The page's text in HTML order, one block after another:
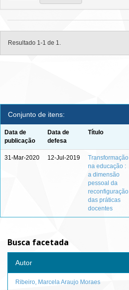
Resultado 1-1 de 1.
Conjunto de itens:
Data de
publicação
Data de
defesa
Título
31-Mar-2020 12-Jul-2019
Transformação
na educação :
a dimensão
pessoal da
reconfiguração
das práticas
docentes
Busca facetada
Autor
Ribeiro, Marcela Araujo Moraes